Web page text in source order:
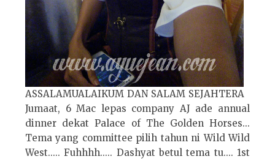
ASSALAMUALAIKUM DAN SALAM SEJAHTERA
Jumaat, 6 Mac lepas company AJ ade annual
dinner dekat Palace of The Golden Horses...
Tema yang committee pilih tahun ni Wild Wild
West..... Fuhhhh..... Dashyat betul tema tu.... 1st